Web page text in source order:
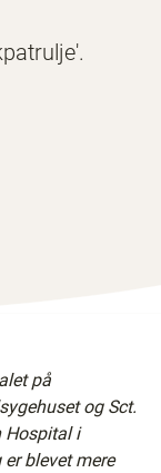
på
og Sct.
Hospital i
er blevet mere